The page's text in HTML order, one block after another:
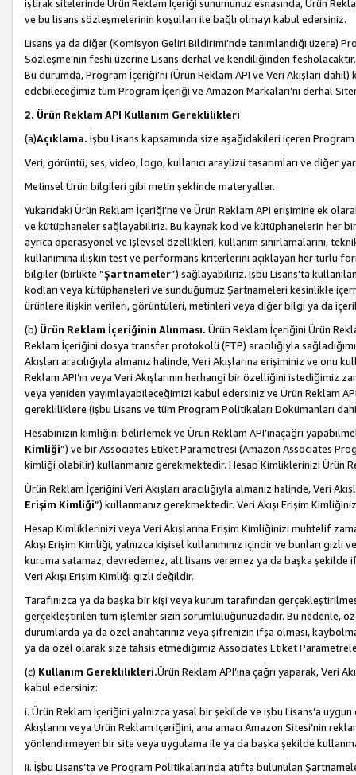
iştirak sitelerinde Ürün Reklam İçeriği sunumunuz esnasında, Ürün
ve bu lisans sözleşmelerinin koşulları ile bağlı olmayı kabul edersiniz.
Lisans ya da diğer (Komisyon Geliri Bildirimi’nde tanımlandığı üzere)
Sözleşme’nin feshi üzerine Lisans derhal ve kendiliğinden
Bu durumda, Program İçeriği’ni (Ürün Reklam API ve Veri Akışları
edebileceğimiz tüm Program İçeriği ve Amazon Markaları’nı derhal
2. Ürün Reklam API Kullanım Gereklilikleri
(a)Açıklama. İşbu Lisans kapsamında size aşağıdakileri içeren
Veri, görüntü, ses, video, logo, kullanıcı arayüzü tasarımları ve diğer
Metinsel Ürün bilgileri gibi metin şeklinde materyaller.
Yukarıdaki Ürün Reklam İçeriği’ne ve Ürün Reklam API erişimine ek
ve kütüphaneler sağlayabiliriz. Bu kaynak kod ve kütüphanelerin her
ayrıca operasyonel ve işlevsel özellikleri, kullanım sınırlamalarını,
kullanımına ilişkin test ve performans kriterlerini açıklayan her türlü
bilgiler (birlikte “Şartnameler”) sağlayabiliriz. İşbu Lisans’ta
kodları veya kütüphaneleri ve sunduğumuz Şartnameleri kesinlikle
ürünlere ilişkin verileri, görüntüleri, metinleri veya diğer bilgi ya da
(b) Ürün Reklam İçeriğinin Alınması. Ürün Reklam İçeriğini Ürün
Reklam İçeriğini dosya transfer protokolü (FTP) aracılığıyla
Akışları aracılığıyla almanız halinde, Veri Akışlarına erişiminiz ve onu
Reklam API’ın veya Veri Akışlarının herhangi bir özelliğini
veya yeniden yayımlayabileceğimizi kabul edersiniz ve Ürün Reklam
gerekliliklere (işbu Lisans ve tüm Program Politikaları Dokümanları
Hesabınızın kimliğini belirlemek ve Ürün Reklam API’ınaçağrı
Kimliği”) ve bir Associates Etiket Parametresi (Amazon Associates
kimliği olabilir) kullanmanız gerekmektedir. Hesap Kimliklerinizi Ürün
Ürün Reklam İçeriğini Veri Akışları aracılığıyla almanız halinde, Veri
Erişim Kimliği”) kullanmanız gerekmektedir. Veri Akışı Erişim
Hesap Kimliklerinizi veya Veri Akışlarına Erişim Kimliğinizi muhtelif
Akışı Erişim Kimliği, yalnızca kişisel kullanımınız içindir ve bunları
kuruma satamaz, devredemez, alt lisans veremez ya da başka şekilde
Veri Akışı Erişim Kimliği gizli değildir.
Tarafınızca ya da başka bir kişi veya kurum tarafından
gerçekleştirilen tüm işlemler sizin sorumluluğunuzdadır. Bu nedenle,
durumlarda ya da özel anahtarınız veya şifrenizin ifşa olması,
ya da özel olarak size tahsis etmediğimiz Associates Etiket
(c) Kullanım Gereklilikleri.Ürün Reklam API’ına çağrı yaparak, Veri
kabul edersiniz:
i. Ürün Reklam İçeriğini yalnızca yasal bir şekilde ve işbu Lisans’a uygun
Akışlarını veya Ürün Reklam İçeriğini, ana amacı Amazon Sitesi’nin
yönlendirmeyen bir site veya uygulama ile ya da başka şekilde
ii. İşbu Lisans’ta ve Program Politikaları’nda atıfta bulunulan